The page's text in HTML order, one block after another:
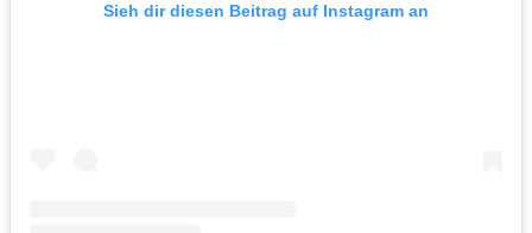
Sieh dir diesen Beitrag auf Instagram an